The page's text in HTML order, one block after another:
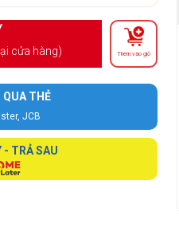
cửa hàng)
Thêm vào giỏ
QUA THẺ
JCB
- TRẢ SAU